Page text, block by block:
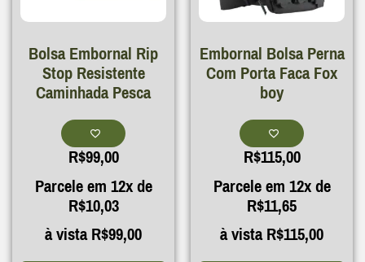
Bolsa Embornal Rip
Stop Resistente
Caminhada Pesca
R$99,00
Parcele em 12x de
R$10,03
à vistaR$99,00
Embornal Bolsa Perna
Com Porta Faca Fox
boy
R$115,00
Parcele em 12x de
R$11,65
à vistaR$115,00